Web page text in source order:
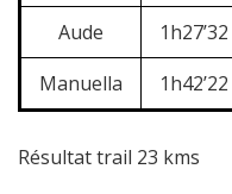
Aude 1h27’32
Manuella
1h42’22
Résultat trail 23 kms